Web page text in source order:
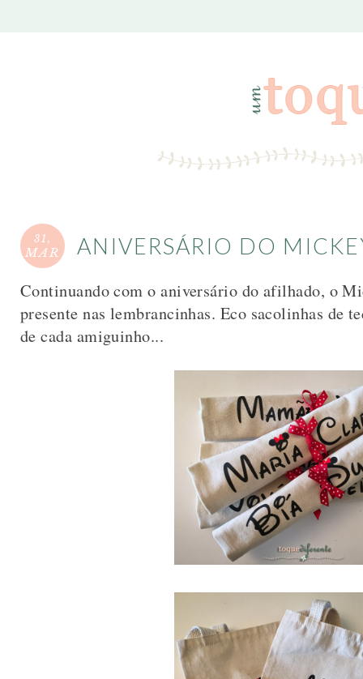
31,
MAR ANIVERSÁRIO DO
Continuando com o aniversário do afilhado, o
presente nas lembrancinhas. Eco sacolinhas de
de cada amiguinho...